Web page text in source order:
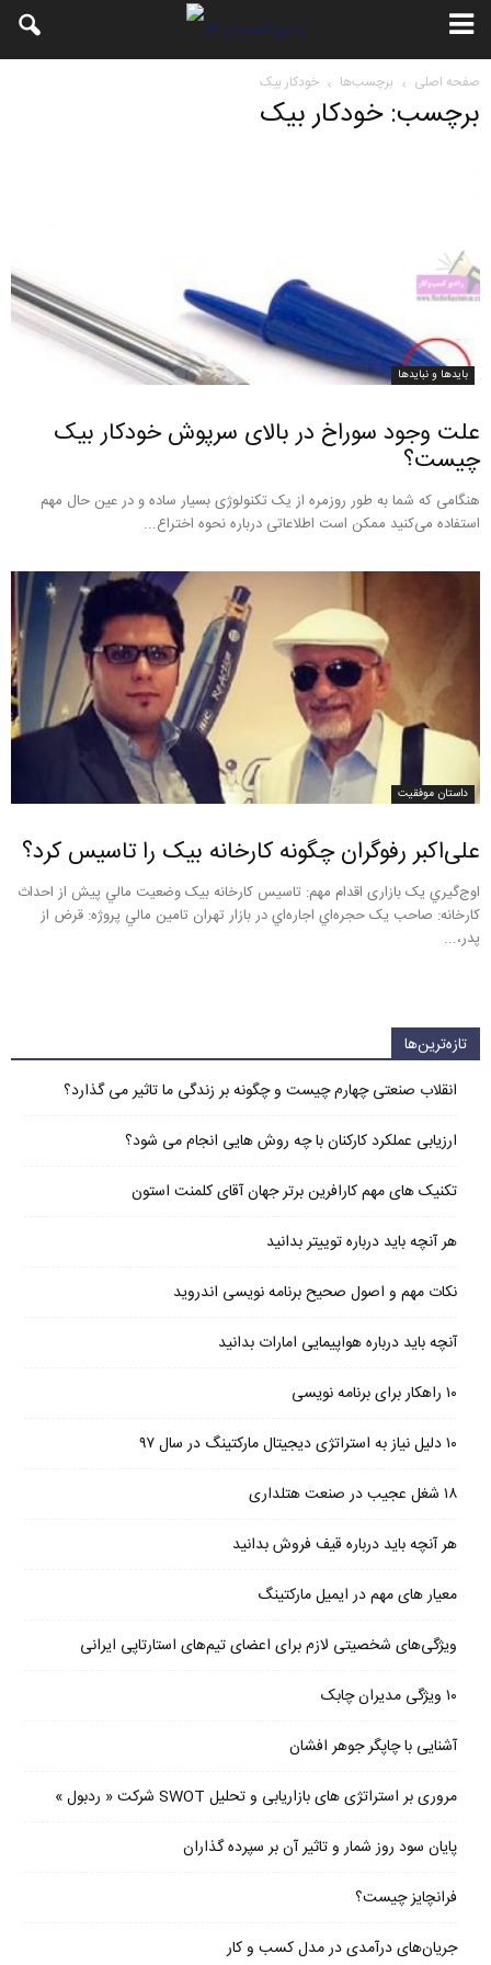
صفحه اصلی برچسب‌ها خودکار بیک
برچسب: خودکار بیک
بایدها و نبایدها
علت وجود سوراخ در بالای سرپوش خودکار بیک
چیست؟
هنگامی که شما به طور روزمره از یک تکنولوژی بسیار ساده و در عین حال مهم
استفاده می‌کنید ممکن است اطلاعاتی درباره نحوه اختراع...
داستان موفقیت
علی‌اکبر رفوگران چگونه کارخانه بیک را تاسیس کرد؟
اوج‌گيري يک بازاری اقدام مهم: تاسيس کارخانه بیک وضعيت مالي پيش از احداث
کارخانه: صاحب يک حجره‌اي اجاره‌اي در بازار تهران تامين مالي پروژه: قرض از
پدر،...
تازه‌ترین‌ها
انقلاب صنعتی چهارم چیست و چگونه بر زندگی ما تاثیر می گذارد؟
ارزیابی عملکرد کارکنان با چه روش هایی انجام می شود؟
تکنیک های مهم کارافرین برتر جهان آقای کلمنت استون
هر آنچه باید درباره توییتر بدانید
نکات مهم و اصول صحیح برنامه نویسی اندروید
آنچه باید درباره هواپیمایی امارات بدانید
۱۰ راهکار برای برنامه نویسی
۱۰ دلیل نیاز به استراتژی دیجیتال مارکتینگ در سال ۹۷
۱۸ شغل عجیب در صنعت هتلداری
هر آنچه باید درباره قیف فروش بدانید
معیار های مهم در ایمیل مارکتینگ
ویژگی‌های شخصیتی لازم برای اعضای تیم‌های استارتاپی ایرانی
۱۰ ویژگی مدیران چابک
آشنایی با چاپگر جوهر افشان
مروری بر استراتژی های بازاریابی و تحلیل SWOT شرکت « ردبول »
پایان سود روز شمار و تاثیر آن بر سپرده گذاران
فرانچایز چیست؟
جریان‌های درآمدی در مدل کسب و کار